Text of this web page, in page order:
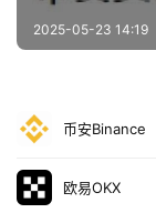
2025-05-23 14:19
币安Binance
欧易OKX